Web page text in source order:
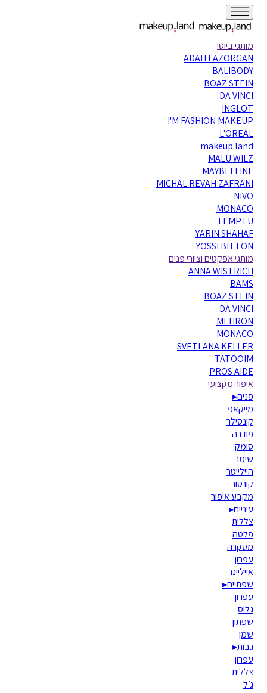
מותגי ביוטי
ADAH LAZORGAN
BALIBODY
BOAZ STEIN
DA VINCI
INGLOT
I'M FASHION MAKEUP
L'OREAL
makeup.land
MALU WILZ
MAYBELLINE
MICHAL REVAH ZAFRANI
NIVO
MONACO
TEMPTU
YARIN SHAHAF
YOSSI BITTON
מותגי אפקטים וציורי פנים
ANNA WISTRICH
BAMS
BOAZ STEIN
DA VINCI
MEHRON
MONACO
SVETLANA KELLER
TATOOIM
PROS AIDE
איפור מקצועי
פנים▸
מייקאפ
קונסילר
פודרה
סומק
שימר
היילייטר
קונטור
מקבע איפור
עיניים▸
צללית
פלטה
מסקרה
עפרון
אייליינר
שפתיים▸
עפרון
גלוס
שפתון
שמן
גבות▸
עפרון
צללית
ג׳ל